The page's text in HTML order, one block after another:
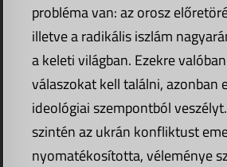
probléma van: az orosz
illetve a radikális iszlám
a keleti világban. Ezekre
válaszokat kell találni, azonban
ideológiai szempontból
szintén az ukrán konfliktust
nyomatékosította, véleménye